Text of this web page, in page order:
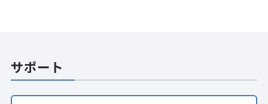
サポート